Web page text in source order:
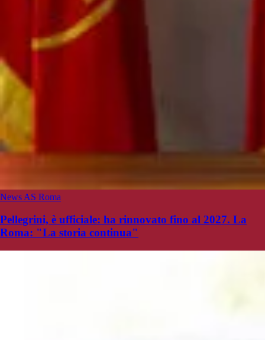
News AS Roma
Pellegrini, è ufficiale: ha rinnovato fino al 2027. La
Roma: "La storia continua"